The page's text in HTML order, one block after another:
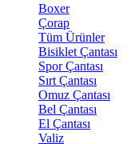
Boxer
Çorap
Tüm Ürünler
Bisiklet Çantası
Spor Çantası
Sırt Çantası
Omuz Çantası
Bel Çantası
El Çantası
Valiz